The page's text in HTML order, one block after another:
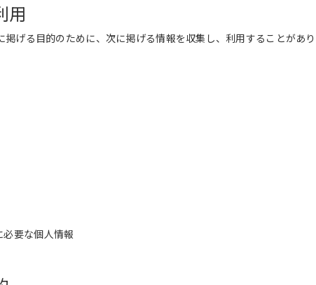
用
げる目的のために、次に掲げる情報を収集し、利用することがあ
要な個人情報